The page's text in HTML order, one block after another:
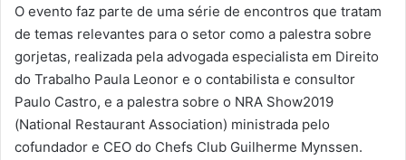
O evento faz parte de uma série de encontros que tratam
de temas relevantes para o setor como a palestra sobre
gorjetas, realizada pela advogada especialista em Direito
do Trabalho Paula Leonor e o contabilista e consultor
Paulo Castro, e a palestra sobre o NRA Show2019
(National Restaurant Association) ministrada pelo
cofundador e CEO do Chefs Club Guilherme Mynssen.